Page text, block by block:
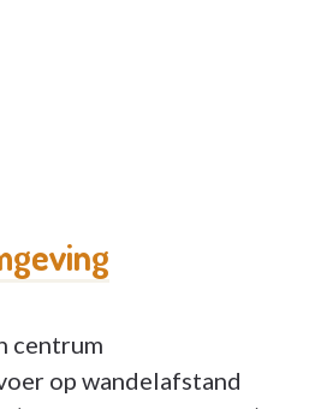
centrum
op wandelafstand